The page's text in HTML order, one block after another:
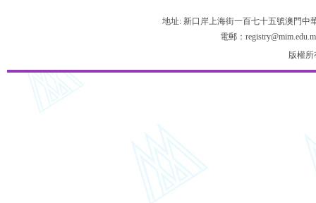
地址: 新口岸上海街一百七十五號澳門中
電郵：
版權